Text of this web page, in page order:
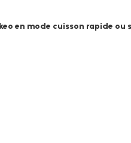
en mode cuisson rapide ou